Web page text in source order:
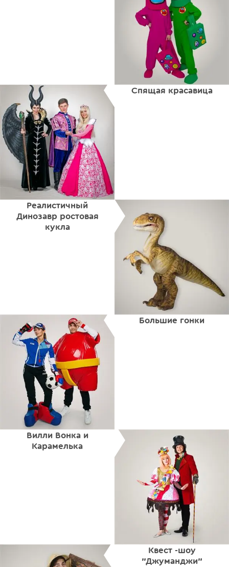
Спящая красавица
Реалистичный
Динозавр ростовая
кукла
Большие гонки
Вилли Вонка и
Карамелька
Квест -шоу
"Джуманджи"